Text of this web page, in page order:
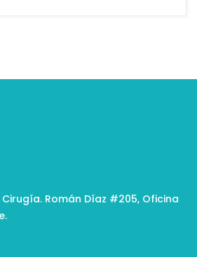
Román Díaz #205, Oficina